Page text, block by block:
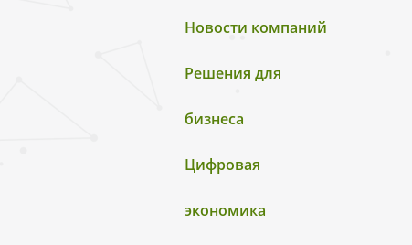
Новости компаний
Решения для
бизнеса
Цифровая
экономика